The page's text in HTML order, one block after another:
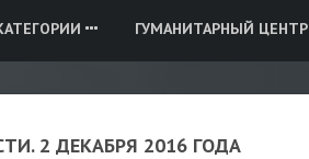
ГУМАНИТАРНЫЙ ЦЕНТР
2 ДЕКАБРЯ 2016 ГОДА